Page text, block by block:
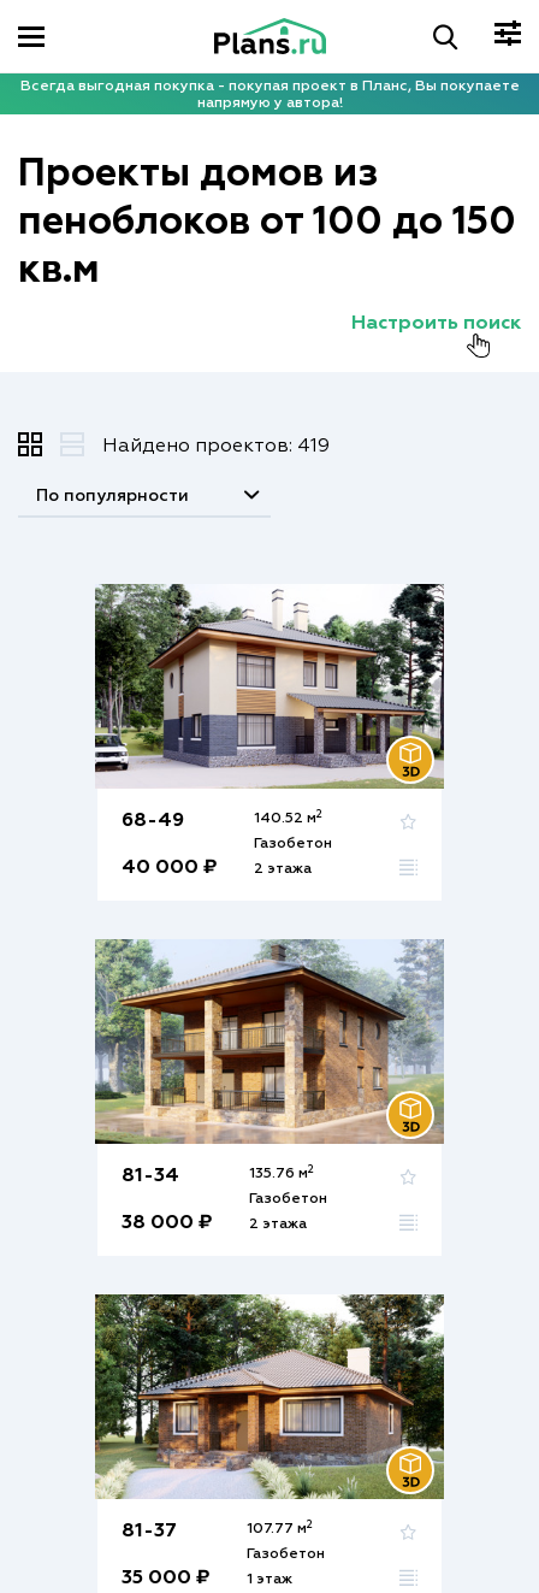
Всегда выгодная покупка - покупая проект в Планс, Вы покупаете
напрямую у автора!
Проекты домов из
пеноблоков от 100 до 150
кв.м
Настроить поиск
По популярности
Найдено проектов: 419
68-49
40 000 ₽
140.52 м2
Газобетон
2 этажа
81-34
38 000 ₽
135.76 м2
Газобетон
2 этажа
81-37
35 000 ₽
107.77 м2
Газобетон
1 этаж